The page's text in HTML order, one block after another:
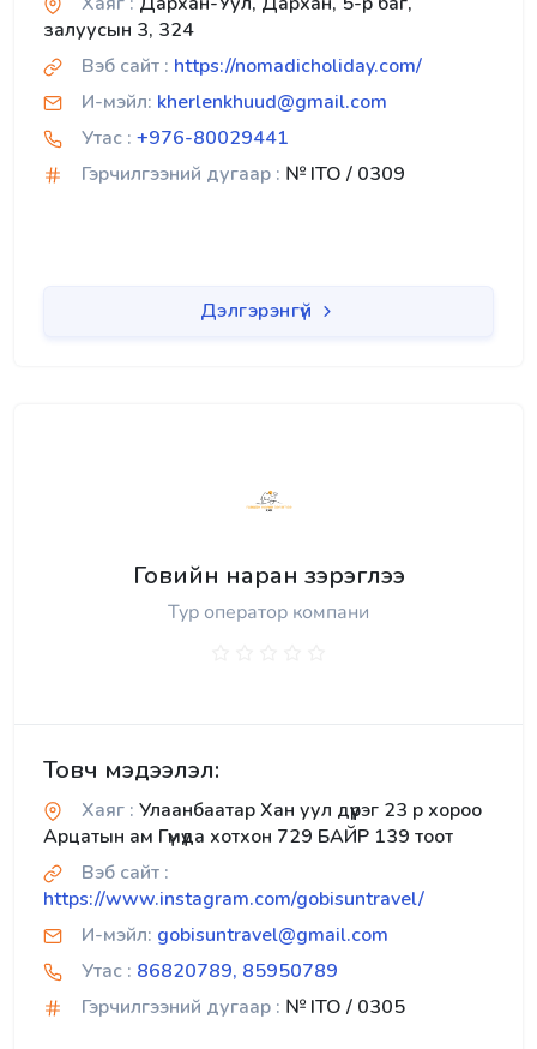
залуусын 3, 324
Вэб сайт : https://nomadicholiday.com/
И-мэйл: kherlenkhuud@gmail.com
Утас : +976-80029441
Гэрчилгээний дугаар : № ITO / 0309
Дэлгэрэнгүй
Говийн наран зэрэглээ
Тур оператор компани
Товч мэдээлэл:
Хаяг : Улаанбаатар Хан уул дүүрэг 23 р хороо
Арцатын ам Гүмүда хотхон 729 БАЙР 139 тоот
Вэб сайт :
https://www.instagram.com/gobisuntravel/
И-мэйл: gobisuntravel@gmail.com
Утас : 86820789, 85950789
Гэрчилгээний дугаар : № ITO / 0305